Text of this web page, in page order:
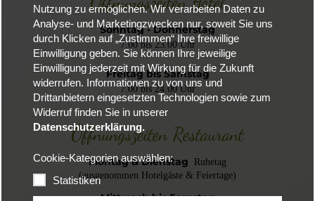
Sonntag - Donnerstag
7.00 bis 23.00 Uhr
Freitag bis Samstag
7.00 bis 24.00 Uhr
Öffnungszeiten Restaurant
Montag & Dienstag Ruhetag
(ausgenommen Hotelgäste & Feiertage)
Mittwoch bis Samstag
Nutzung zu ermöglichen. Wir verarbeiten Daten zu
Analyse- und Marketingzwecken nur, soweit Sie uns
durch Klicken auf „Zustimmen“ Ihre freiwillige
Einwilligung geben. Sie können Ihre jeweilige
Einwilligung jederzeit mit Wirkung für die Zukunft
widerrufen. Informationen zu von uns und
Drittanbietern eingesetzten Technologien sowie zum
Widerruf finden Sie in unserer
Datenschutzerklärung.
Cookie-Kategorien auswählen:
Statistiken